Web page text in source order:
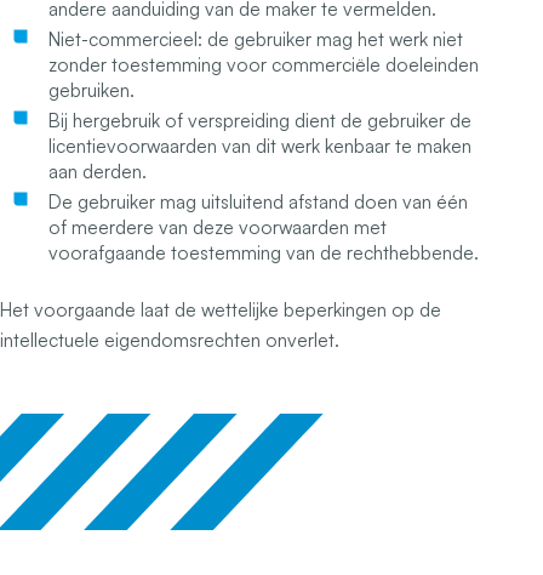
andere aanduiding van de maker te vermelden.
Niet-commercieel: de gebruiker mag het werk niet
zonder toestemming voor commerciële doeleinden
gebruiken.
Bij hergebruik of verspreiding dient de gebruiker de
licentievoorwaarden van dit werk kenbaar te maken
aan derden.
De gebruiker mag uitsluitend afstand doen van één
of meerdere van deze voorwaarden met
voorafgaande toestemming van de rechthebbende.
Het voorgaande laat de wettelijke beperkingen op de
intellectuele eigendomsrechten onverlet.